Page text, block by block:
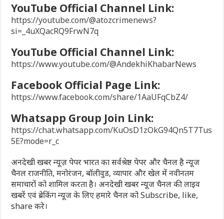
YouTube Official Channel Link:
https://youtube.com/@atozcrimenews?
si=_4uXQacRQ9FrwN7q
YouTube Official Channel Link:
https://www.youtube.com/@AndekhiKhabarNews
Facebook Official Page Link:
https://www.facebook.com/share/1AaUFqCbZ4/
Whatsapp Group Join Link:
https://chat.whatsapp.com/KuOsD1zOkG94Qn5T7Tus
5E?mode=r_c
अनदेखी खबर न्यूज़ पेपर भारत का सर्वश्रेष्ठ पेपर और चैनल है न्यूज
चैनल राजनीति, मनोरंजन, बॉलीवुड, व्यापार और खेल में नवीनतम
समाचारों को शामिल करता है। अनदेखी खबर न्यूज चैनल की लाइव
खबरें एवं ब्रेकिंग न्यूज के लिए हमारे चैनल को Subscribe, like,
share करे।